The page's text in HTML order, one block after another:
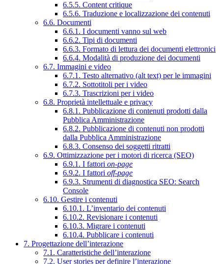
6.5.5. Content critique
6.5.6. Traduzione e localizzazione dei contenuti
6.6. Documenti
6.6.1. I documenti vanno sul web
6.6.2. Tipi di documenti
6.6.3. Formato di lettura dei documenti elettronici
6.6.4. Modalità di produzione dei documenti
6.7. Immagini e video
6.7.1. Testo alternativo (alt text) per le immagini
6.7.2. Sottotitoli per i video
6.7.3. Trascrizioni per i video
6.8. Proprietà intellettuale e privacy
6.8.1. Pubblicazione di contenuti prodotti dalla
Pubblica Amministrazione
6.8.2. Pubblicazione di contenuti non prodotti
dalla Pubblica Amministrazione
6.8.3. Consenso dei soggetti ritratti
6.9. Ottimizzazione per i motori di ricerca (SEO)
6.9.1. I fattori on-page
6.9.2. I fattori off-page
6.9.3. Strumenti di diagnostica SEO: Search
Console
6.10. Gestire i contenuti
6.10.1. L’inventario dei contenuti
6.10.2. Revisionare i contenuti
6.10.3. Migrare i contenuti
6.10.4. Pubblicare i contenuti
7. Progettazione dell’interazione
7.1. Caratteristiche dell’interazione
7.2. User stories per definire l’interazione